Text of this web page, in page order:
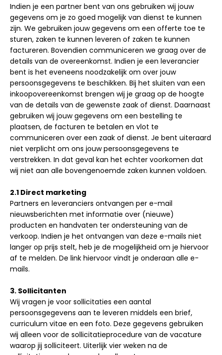
Indien je een partner bent van ons gebruiken wij jouw
gegevens om je zo goed mogelijk van dienst te kunnen
zijn. We gebruiken jouw gegevens om een offerte toe te
sturen, zaken te kunnen leveren of zaken te kunnen
factureren. Bovendien communiceren we graag over de
details van de overeenkomst. Indien je een leverancier
bent is het eveneens noodzakelijk om over jouw
persoonsgegevens te beschikken. Bij het sluiten van een
inkoopovereenkomst brengen wij je graag op de hoogte
van de details van de gewenste zaak of dienst. Daarnaast
gebruiken wij jouw gegevens om een bestelling te
plaatsen, de facturen te betalen en vlot te
communiceren over een zaak of dienst. Je bent uiteraard
niet verplicht om ons jouw persoonsgegevens te
verstrekken. In dat geval kan het echter voorkomen dat
wij niet aan alle bovengenoemde zaken kunnen voldoen.
2.1 Direct marketing
Partners en leveranciers ontvangen per e-mail
nieuwsberichten met informatie over (nieuwe)
producten en handvaten ter ondersteuning van de
verkoop. Indien je het ontvangen van deze e-mails niet
langer op prijs stelt, heb je de mogelijkheid om je hiervoor
af te melden. De link hiervoor vindt je onderaan alle e-
mails.
3. Sollicitanten
Wij vragen je voor sollicitaties een aantal
persoonsgegevens aan te leveren middels een brief,
curriculum vitae en een foto. Deze gegevens gebruiken
wij alleen voor de sollicitatieprocedure van de vacature
waarop jij solliciteert. Uiterlijk vier weken na de